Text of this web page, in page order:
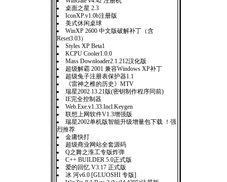
桌面之星 2.3
IconXP.v1.0b注册版
美式休闲桌球
WinXP 2600 中文版破解补丁（含
Reset3.03）
Styles XP Beta1
KCPU Cooler1.0.0
Mass Downloader2.1.212汉化版
超级解霸 2001 兼容Windows XP补丁
超级兔子注册表保护器1.1
《雷神之椎的历史》MTV
瑞星2002 13.21版(密钥制作程序同前)
IE完全控制器
Web.Exe.v1.33.Incl.Keygen
联想上网软件V1.3增强版
瑞星2002单机版智能升级增量包下载 ！强
烈推荐
金庸快打
超级商业网站全套源码
Q之舞之淮工专版炸弹
C++ BUILDER 5.0正式版
爱的回忆 V3.17 正式版
冰 河v6.0 [GLUOSHI 专版]